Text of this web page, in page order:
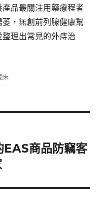
品最關注用藥療程者
，無創前列腺健康幫
整理出常見的外痔治
床
EAS商品防竊客